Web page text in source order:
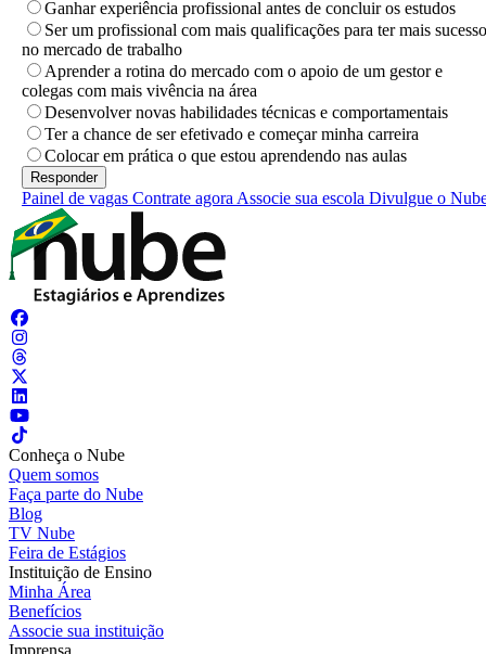
Ganhar experiência profissional antes de concluir os estudos
Ser um profissional com mais qualificações para ter mais sucesso
no mercado de trabalho
Aprender a rotina do mercado com o apoio de um gestor e
colegas com mais vivência na área
Desenvolver novas habilidades técnicas e comportamentais
Ter a chance de ser efetivado e começar minha carreira
Colocar em prática o que estou aprendendo nas aulas
Painel de vagas Contrate agora Associe sua escola Divulgue o
Conheça o Nube
Quem somos
Faça parte do Nube
Blog
TV Nube
Feira de Estágios
Instituição de Ensino
Minha Área
Benefícios
Associe sua instituição
Imprensa